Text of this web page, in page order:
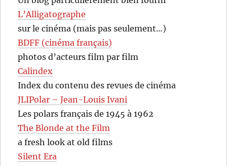
L’Alligatographe
sur le cinéma (mais pas seulement…)
BDFF (cinéma français)
photos d’acteurs film par film
Calindex
Index du contenu des revues de cinéma
JLIPolar – Jean-Louis Ivani
Les polars français de 1945 à 1962
The Blonde at the Film
a fresh look at old films
Silent Era